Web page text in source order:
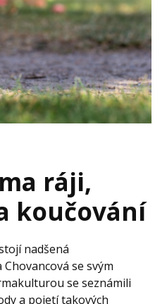
ráji,
koučování
nadšená
se svým
se seznámili
a pojetí takových